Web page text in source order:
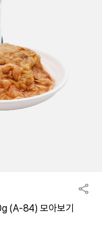
(A-84) 모아보기